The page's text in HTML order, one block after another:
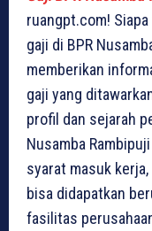
ruangpt.com!
gaji di BPR
memberikan
gaji yang
profil dan sejarah
Nusamba
syarat masuk
bisa didapatkan
fasilitas